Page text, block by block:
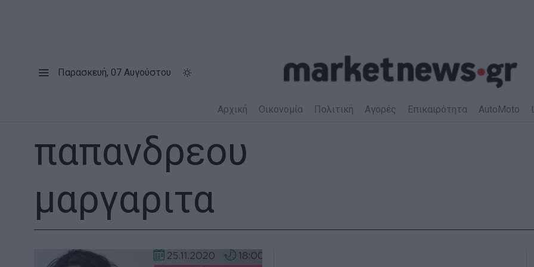
Παρασκευή, 07 Αυγούστου
Αρχική Οικονομία Πολιτική Αγορές Επικαιρότητα AutoMoto
παπανδρεου
μαργαριτα